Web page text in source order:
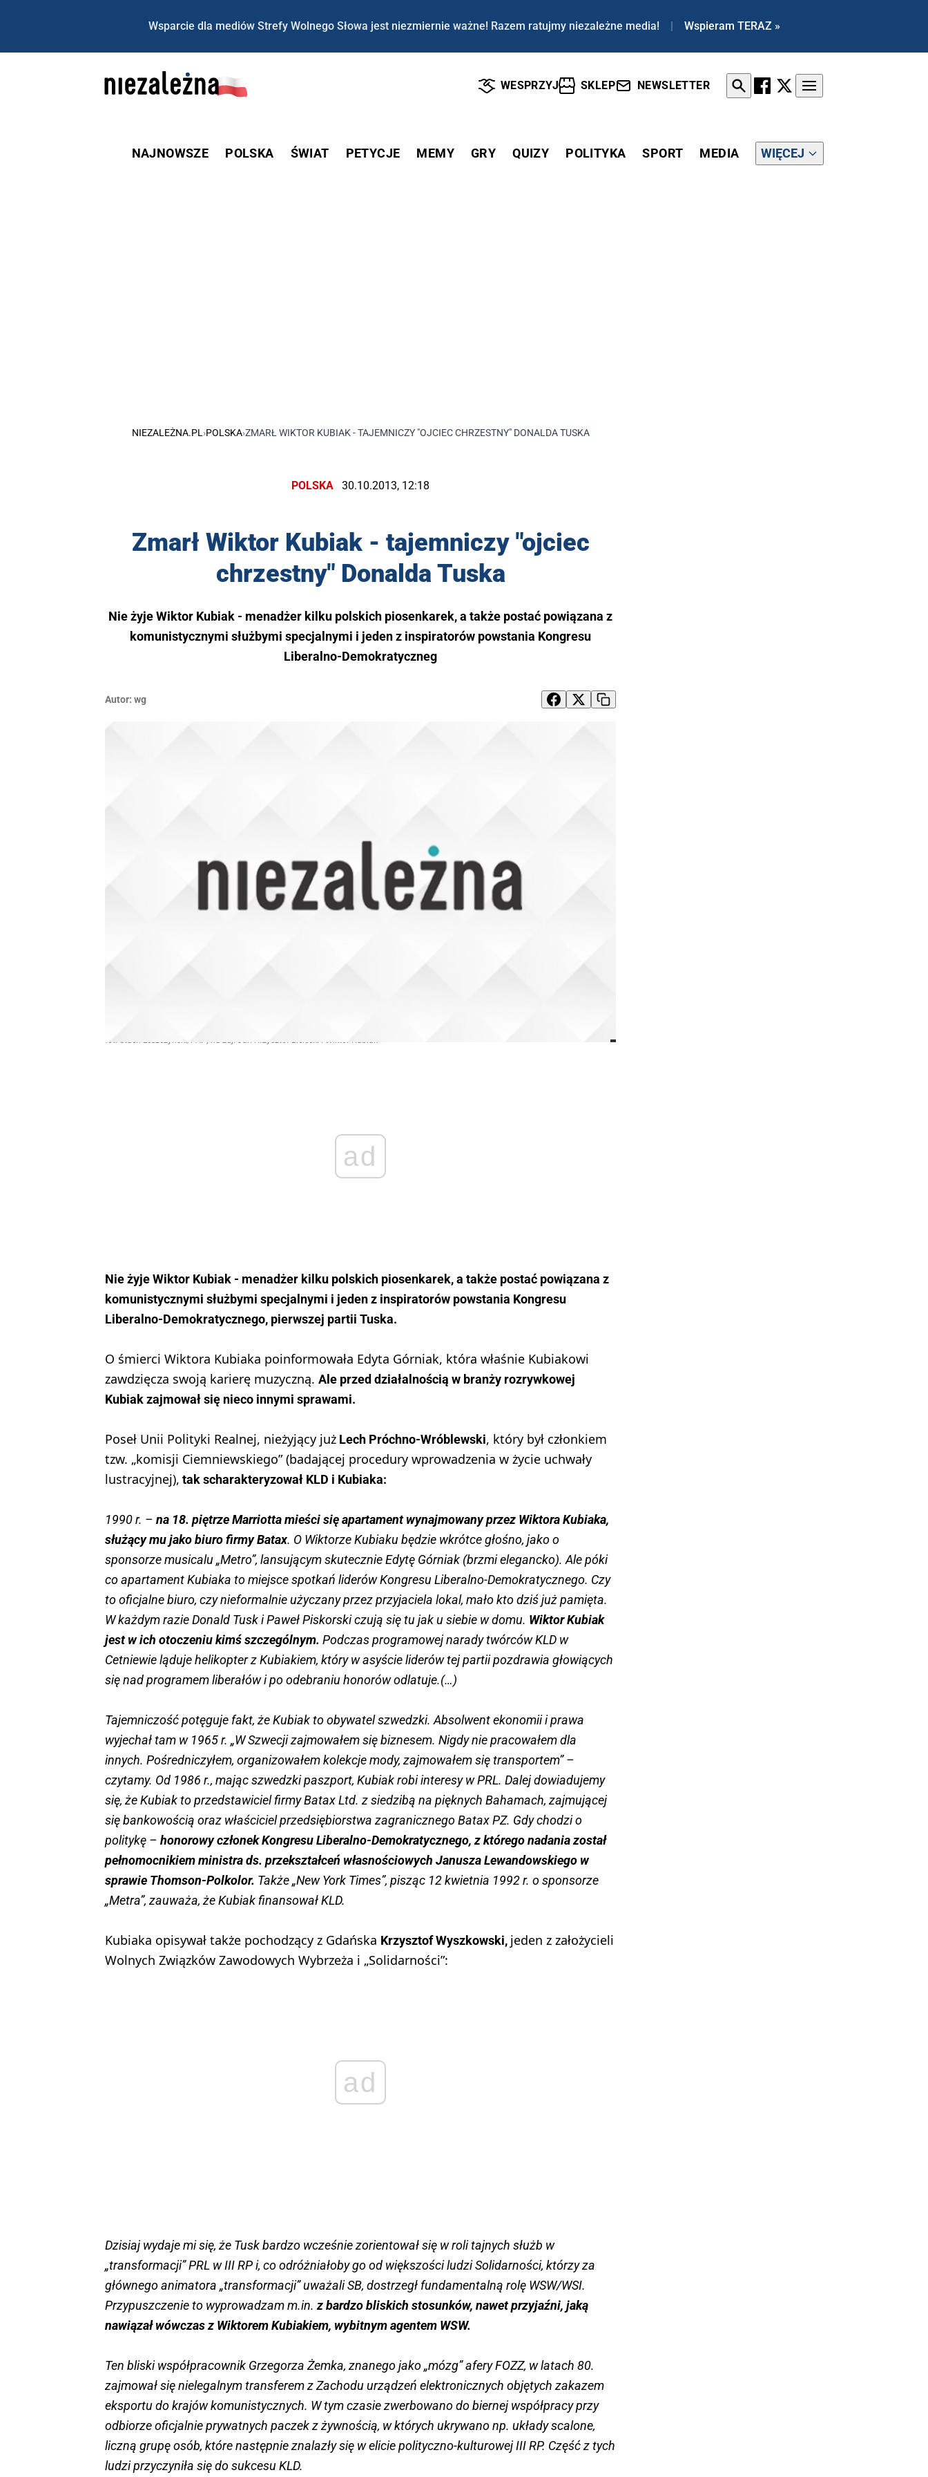
Wsparcie dla mediów Strefy Wolnego Słowa jest niezmiernie ważne! Razem ratujmy niezależne media! | Wspieram TERAZ »
WESPRZYJ SKLEP NEWSLETTER
NAJNOWSZE POLSKA ŚWIAT PETYCJE MEMY GRY QUIZY POLITYKA SPORT MEDIA WIĘCEJ
NIEZALEŻNA.PL ›POLSKA›ZMARŁ WIKTOR KUBIAK - TAJEMNICZY "OJCIEC CHRZESTNY" DONALDA TUSKA
POLSKA 30.10.2013, 12:18
Zmarł Wiktor Kubiak - tajemniczy "ojciec
chrzestny" Donalda Tuska
Nie żyje Wiktor Kubiak - menadżer kilku polskich piosenkarek, a także postać powiązana z
komunistycznymi służbymi specjalnymi i jeden z inspiratorów powstania Kongresu
Liberalno-Demokratyczneg
Autor: wg
ad
Nie żyje Wiktor Kubiak - menadżer kilku polskich piosenkarek, a także postać powiązana z
komunistycznymi służbymi specjalnymi i jeden z inspiratorów powstania Kongresu
Liberalno-Demokratycznego, pierwszej partii Tuska.
O śmierci Wiktora Kubiaka poinformowała Edyta Górniak, która właśnie Kubiakowi
zawdzięcza swoją karierę muzyczną. Ale przed działalnością w branży rozrywkowej
Kubiak zajmował się nieco innymi sprawami.
Poseł Unii Polityki Realnej, nieżyjący już Lech Próchno-Wróblewski, który był członkiem
tzw. „komisji Ciemniewskiego” (badającej procedury wprowadzenia w życie uchwały
lustracyjnej), tak scharakteryzował KLD i Kubiaka:
1990 r. – na 18. piętrze Marriotta mieści się apartament wynajmowany przez Wiktora Kubiaka,
służący mu jako biuro firmy Batax. O Wiktorze Kubiaku będzie wkrótce głośno, jako o
sponsorze musicalu „Metro”, lansującym skutecznie Edytę Górniak (brzmi elegancko). Ale póki
co apartament Kubiaka to miejsce spotkań liderów Kongresu Liberalno-Demokratycznego. Czy
to oficjalne biuro, czy nieformalnie użyczany przez przyjaciela lokal, mało kto dziś już pamięta.
W każdym razie Donald Tusk i Paweł Piskorski czują się tu jak u siebie w domu. Wiktor Kubiak
jest w ich otoczeniu kimś szczególnym. Podczas programowej narady twórców KLD w
Cetniewie ląduje helikopter z Kubiakiem, który w asyście liderów tej partii pozdrawia głowiących
się nad programem liberałów i po odebraniu honorów odlatuje.(…)
Tajemniczość potęguje fakt, że Kubiak to obywatel szwedzki. Absolwent ekonomii i prawa
wyjechał tam w 1965 r. „W Szwecji zajmowałem się biznesem. Nigdy nie pracowałem dla
innych. Pośredniczyłem, organizowałem kolekcje mody, zajmowałem się transportem” –
czytamy. Od 1986 r., mając szwedzki paszport, Kubiak robi interesy w PRL. Dalej dowiadujemy
się, że Kubiak to przedstawiciel firmy Batax Ltd. z siedzibą na pięknych Bahamach, zajmującej
się bankowością oraz właściciel przedsiębiorstwa zagranicznego Batax PZ. Gdy chodzi o
politykę – honorowy członek Kongresu Liberalno-Demokratycznego, z którego nadania został
pełnomocnikiem ministra ds. przekształceń własnościowych Janusza Lewandowskiego w
sprawie Thomson-Polkolor. Także „New York Times”, pisząc 12 kwietnia 1992 r. o sponsorze
„Metra”, zauważa, że Kubiak finansował KLD.
Kubiaka opisywał także pochodzący z Gdańska Krzysztof Wyszkowski, jeden z założycieli
Wolnych Związków Zawodowych Wybrzeża i „Solidarności”:
ad
Dzisiaj wydaje mi się, że Tusk bardzo wcześnie zorientował się w roli tajnych służb w
„transformacji” PRL w III RP i, co odróżniałoby go od większości ludzi Solidarności, którzy za
głównego animatora „transformacji” uważali SB, dostrzegł fundamentalną rolę WSW/WSI.
Przypuszczenie to wyprowadzam m.in. z bardzo bliskich stosunków, nawet przyjaźni, jaką
nawiązał wówczas z Wiktorem Kubiakiem, wybitnym agentem WSW.
Ten bliski współpracownik Grzegorza Żemka, znanego jako „mózg” afery FOZZ, w latach 80.
zajmował się nielegalnym transferem z Zachodu urządzeń elektronicznych objętych zakazem
eksportu do krajów komunistycznych. W tym czasie zwerbowano do biernej współpracy przy
odbiorze oficjalnie prywatnych paczek z żywnością, w których ukrywano np. układy scalone,
liczną grupę osób, które następnie znalazły się w elicie polityczno-kulturowej III RP. Część z tych
ludzi przyczyniła się do sukcesu KLD.